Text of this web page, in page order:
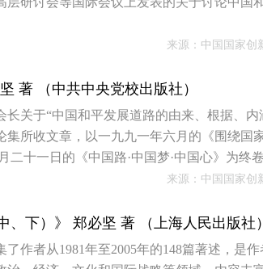
来源：中国国家创
著 （中共中央党校出版社）
长关于“中国和平发展道路的由来、根据、
集所收文章，以一九九一年六月的《围绕国
二十一日的《中国路·中国梦·中国心》为终
来源：中国国家创
、下）》 郑必坚 著 （上海人民出版社）
了作者从1981年至2005年的148篇著述，是